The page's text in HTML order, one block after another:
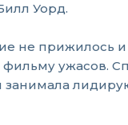
Уорд.
не прижилось
ужасов.